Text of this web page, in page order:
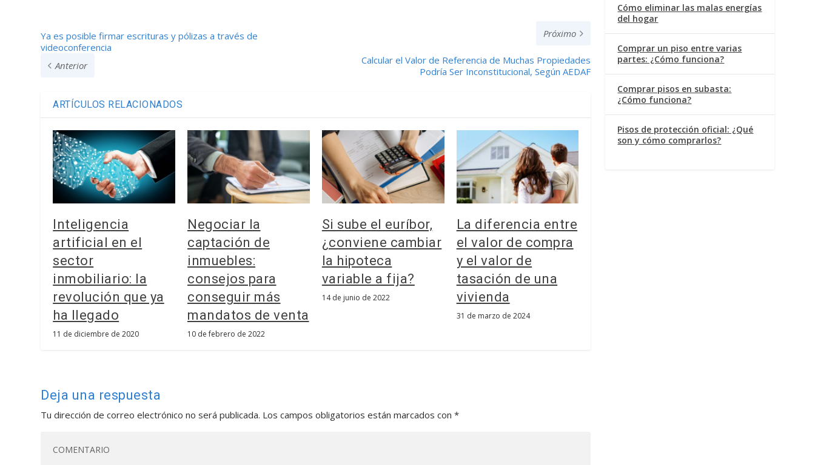
Ya es posible firmar escrituras y pólizas a través de
videoconferencia
Anterior
Próximo
Calcular el Valor de Referencia de Muchas Propiedades
Podría Ser Inconstitucional, Según AEDAF
ARTÍCULOS RELACIONADOS
Inteligencia
artificial en el
sector
inmobiliario: la
revolución que ya
ha llegado
11 de diciembre de 2020
Negociar la
captación de
inmuebles:
consejos para
conseguir más
mandatos de venta
10 de febrero de 2022
Si sube el euríbor,
¿conviene cambiar
la hipoteca
variable a fija?
14 de junio de 2022
La diferencia entre
el valor de compra
y el valor de
tasación de una
vivienda
31 de marzo de 2024
Deja una respuesta
Tu dirección de correo electrónico no será publicada. Los campos obligatorios están marcados con*
Cómo eliminar las malas energías
del hogar
Comprar un piso entre varias
partes: ¿Cómo funciona?
Comprar pisos en subasta:
¿Cómo funciona?
Pisos de protección oficial: ¿Qué
son y cómo comprarlos?